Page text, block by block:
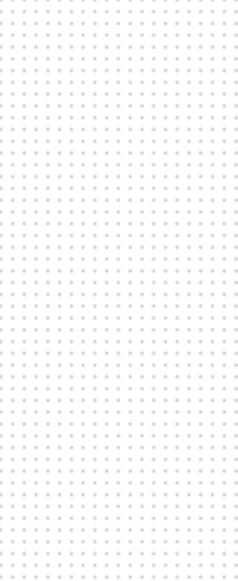
Nov 23, 2024
Perfekt för klubbar,